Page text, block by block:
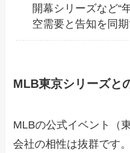
開幕シリーズなど“
空需要と告知を同期
MLB東京シリーズと
MLBの公式イベント（
会社の相性は抜群です。